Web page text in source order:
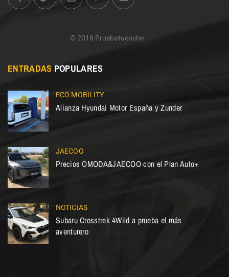
© 2018 Pruebatucoche
ENTRADAS POPULARES
ECO MOBILITY
Alianza Hyundai Motor España y Zunder
JAECOO
Precios OMODA&JAECOO con el Plan Auto+
NOTICIAS
Subaru Crosstrek 4Wild a prueba el más
aventurero